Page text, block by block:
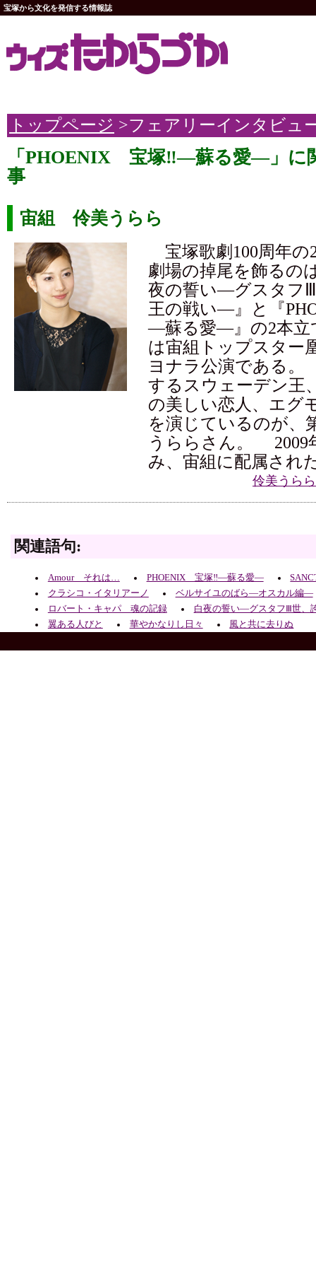
宝塚から文化を発信する情報誌
トップページ >フェアリーインタビュ
「PHOENIX 宝塚‼―蘇る愛―」に
事
宙組 伶美うらら
宝塚歌劇100周年の
劇場の掉尾を飾るの
夜の誓い―グスタフ
王の戦い―』と『
―蘇る愛―』の2本立
は宙組トップスター
ヨナラ公演である
するスウェーデン王
の美しい恋人、エグ
を演じているのが、
うららさん。 2009
み、宙組に配属され
伶美うら
関連語句:
Amour それは… PHOENIX 宝塚‼―蘇る愛―
クラシコ・イタリアーノ
ベルサイユのばら―オスカル編―
ロバート・キャパ 魂の記録
白夜の誓い―グスタフⅢ世、
翼ある人びと
華やかなりし日々 風と共に去りぬ